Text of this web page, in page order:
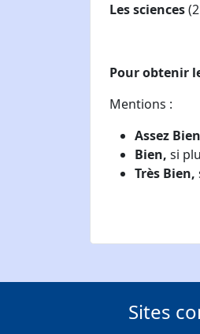
Les sciences
Pour obtenir
Mentions :
Assez
Bien, si
Très Bien,
Sites